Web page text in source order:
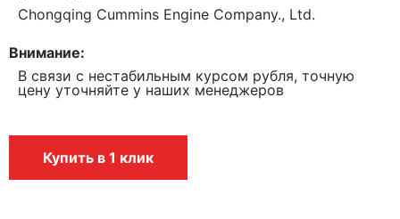
Chongqing Cummins Engine Company., Ltd.
Внимание
В связи с нестабильным курсом рубля, точную
цену уточняйте у наших менеджеров
Купить в 1 клик